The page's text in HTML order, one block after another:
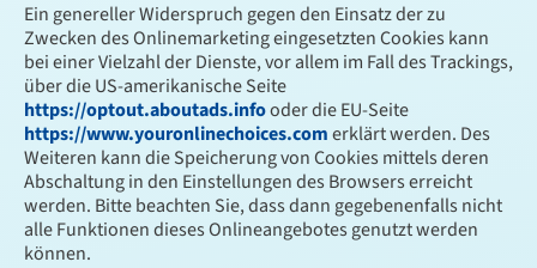
Ein genereller Widerspruch gegen den Einsatz der zu
Zwecken des Onlinemarketing eingesetzten Cookies kann
bei einer Vielzahl der Dienste, vor allem im Fall des Trackings,
über die US-amerikanische Seite
https://optout.aboutads.infooder die EU-Seite
https://www.youronlinechoices.comerklärt werden. Des
Weiteren kann die Speicherung von Cookies mittels deren
Abschaltung in den Einstellungen des Browsers erreicht
werden. Bitte beachten Sie, dass dann gegebenenfalls nicht
alle Funktionen dieses Onlineangebotes genutzt werden
können.